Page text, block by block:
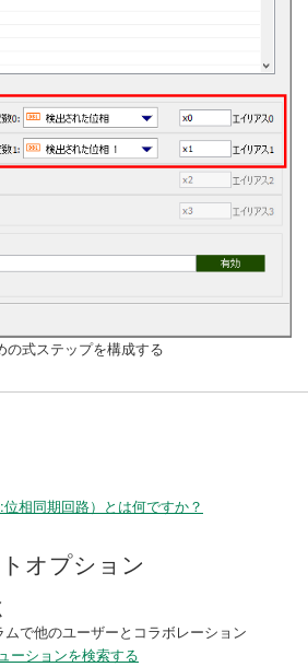
の式ステップを構成する
相同期回路）とは何ですか？
オプション
で他のユーザーとコラボレーション
ーションを検索する